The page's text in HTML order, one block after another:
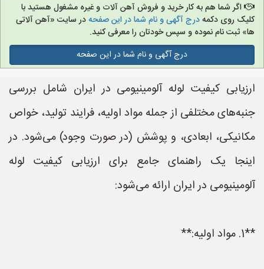
اگر شما هم به کار خرید و فروش آهن آلات و غیره مشغول هستید با
کلیک روی دکمهدرج آگهی و نام شما در این صفحهدر سایت «آهن آلاتی
ها» ثبت نام نموده و سپس خودتان را معرفی کنید.
درج آگهی و نام شما در این صفحه
ارزیابی کیفیت لوله آلومینیومی در ایران شامل بررسی
جنبه‌های مختلفی از جمله مواد اولیه، فرایند تولید، خواص
مکانیکی، ابعادی، و پوشش (در صورت وجود) می‌شود. در
اینجا یک راهنمای جامع برای ارزیابی کیفیت لوله
آلومینیومی در ایران ارائه می‌شود:
**1. مواد اولیه:**